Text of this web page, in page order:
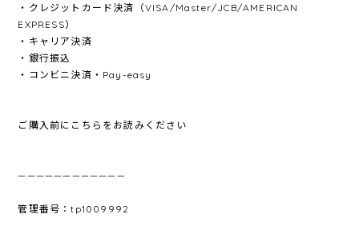
・クレジットカード決済（VISA/Master/JCB/AMERICAN
EXPRESS）
・キャリア決済
・銀行振込
・コンビニ決済・Pay-easy
ご購入前にこちらをお読みください
————————————
管理番号：tp1009992